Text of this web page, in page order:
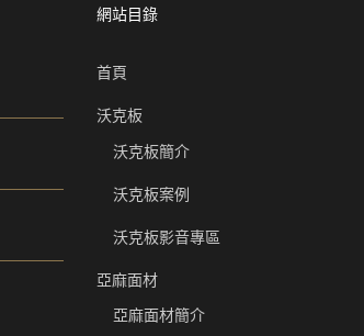
網站目錄
首頁
沃克板
沃克板簡介
沃克板案例
沃克板影音專區
亞麻面材
亞麻面材簡介